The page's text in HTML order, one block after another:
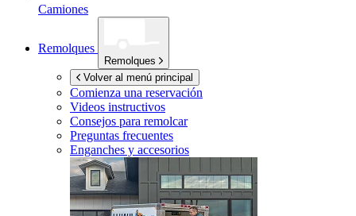
Camiones
Remolques
Remolques
Volver al menú principal
Comienza una reservación
Videos instructivos
Consejos para remolcar
Preguntas frecuentes
Enganches y accesorios